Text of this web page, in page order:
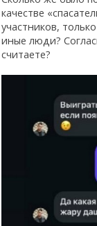
качестве
участников,
иные люди?
считаете?